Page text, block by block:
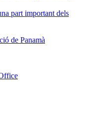
part important dels
de Panamà